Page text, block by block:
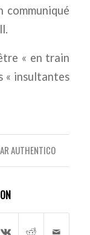
communiqué
« en train
« insultantes
AUTHENTICO